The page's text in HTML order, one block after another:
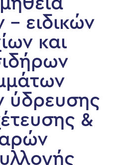
ειδικών
και
ύδρευσης
&